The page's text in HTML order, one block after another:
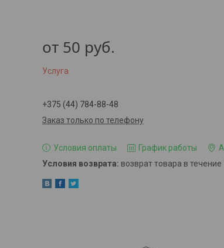
от 50 руб.
Услуга
+375 (44) 784-88-48
Заказ только по телефону
Условия оплаты График работы
возврат товара в